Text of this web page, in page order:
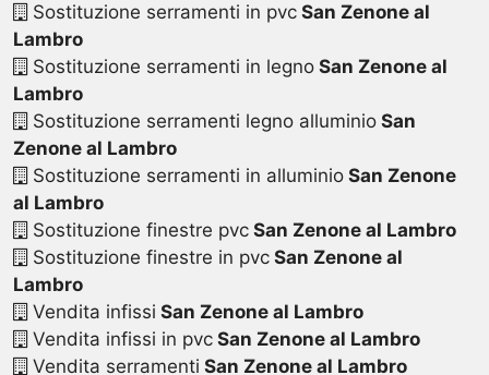
Sostituzione serramenti in pvcSan Zenone al
Lambro
Sostituzione serramenti in legnoSan Zenone al
Lambro
Sostituzione serramenti legno alluminioSan
Zenone al Lambro
Sostituzione serramenti in alluminioSan Zenone
al Lambro
Sostituzione finestre pvcSan Zenone al Lambro
Sostituzione finestre in pvcSan Zenone al
Lambro
Vendita infissi San Zenone al Lambro
Vendita infissi in pvcSan Zenone al Lambro
Vendita serramenti San Zenone al Lambro